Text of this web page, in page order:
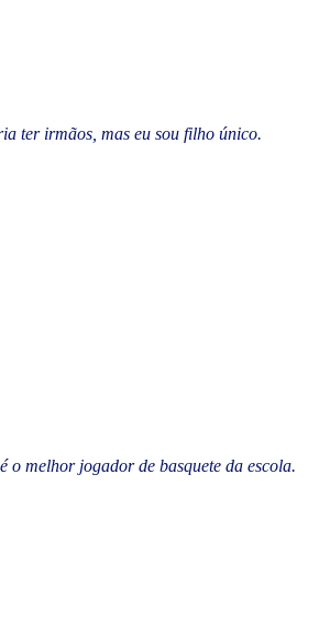
ter irmãos, mas eu sou filho único.
o melhor jogador de basquete da escola.